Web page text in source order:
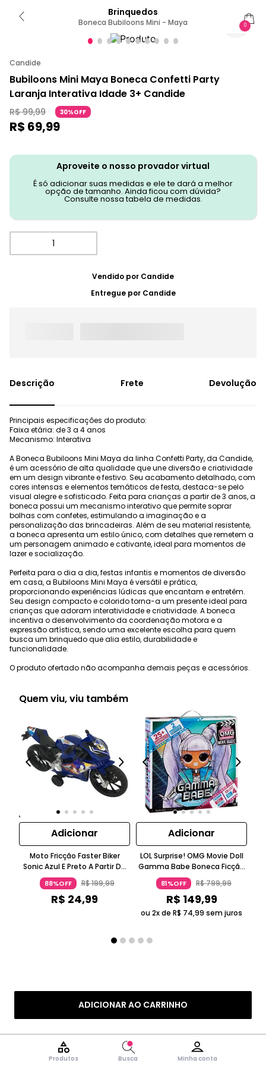
Brinquedos
Boneca Bubiloons Mini - Maya 0
Produtos Busca Minha conta
Candide
Bubiloons Mini Maya Boneca Confetti Party
Laranja Interativa Idade 3+ Candide
R$ 99,99 30%OFF
R$ 69,99
Aproveite o nosso provador virtual
É só adicionar suas medidas e ele te dará a melhor
opção de tamanho. Ainda ficou com dúvida?
Consulte nossa tabela de medidas.
ADICIONAR AO CARRINHO
Vendido por Candide
Entregue por Candide
Frete Devolução
Principais especificações do produto:
Faixa etária: de 3 a 4 anos
Mecanismo: Interativa
A Boneca Bubiloons Mini Maya da linha Confetti Party, da Candide,
é um acessório de alta qualidade que une diversão e criatividade
em um design vibrante e festivo. Seu acabamento detalhado, com
cores intensas e elementos temáticos de festa, destaca-se pelo
visual alegre e sofisticado. Feita para crianças a partir de 3 anos, a
boneca possui um mecanismo interativo que permite soprar
bolhas com confetes, estimulando a imaginação e a
personalização das brincadeiras. Além de seu material resistente,
a boneca apresenta um estilo único, com detalhes que remetem a
um personagem animado e cativante, ideal para momentos de
lazer e socialização.
Perfeita para o dia a dia, festas infantis e momentos de diversão
em casa, a Bubiloons Mini Maya é versátil e prática,
proporcionando experiências lúdicas que encantam e entretêm.
Seu design compacto e colorido torna-a um presente ideal para
crianças que adoram interatividade e criatividade. A boneca
incentiva o desenvolvimento da coordenação motora e a
expressão artística, sendo uma excelente escolha para quem
busca um brinquedo que alia estilo, durabilidade e
funcionalidade.
O produto ofertado não acompanha demais peças e acessórios.
Quem viu, viu também
Adicionar
Moto Fricção Faster Biker
Sonic Azul E Preto A Partir De
Três Anos Candide
88%OFF R$199,99
R$ 24,99
Adicionar
LOL Surprise! OMG Movie Doll
Gamma Babe Boneca Ficção
Científica Roxo Metálico 5-7
Anos Candide
81%OFF R$799,99
R$ 149,99
ou 2x de R$ 74,99 sem juros